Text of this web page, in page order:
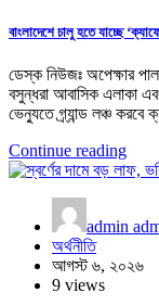
বাংলাদেশে চালু হতে যাচ্ছে
ডেস্ক নিউজঃ অপেক্ষার
বসুন্ধরা আবাসিক এলাকা
ভেন্যুতে গ্র্যান্ড লঞ্চ
Continue reading
admin
অর্থনীতি
আগস্ট ৬, ২০২৬
9 views